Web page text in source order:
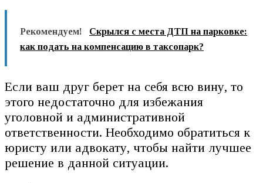
Рекомендуем!
Скрылся с места ДТП на парковке:
как подать на компенсацию в таксопарк?
Если ваш друг берет на себя всю вину, то
этого недостаточно для избежания
уголовной и административной
ответственности. Необходимо обратиться к
юристу или адвокату, чтобы найти лучшее
решение в данной ситуации.